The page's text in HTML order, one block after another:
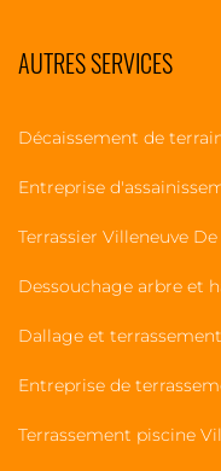
AUTRES SERVICES
Décaissement de
Entreprise
Terrassier Villeneuve
Dessouchage arbre et
Dallage et
Entreprise de
Terrassement piscine